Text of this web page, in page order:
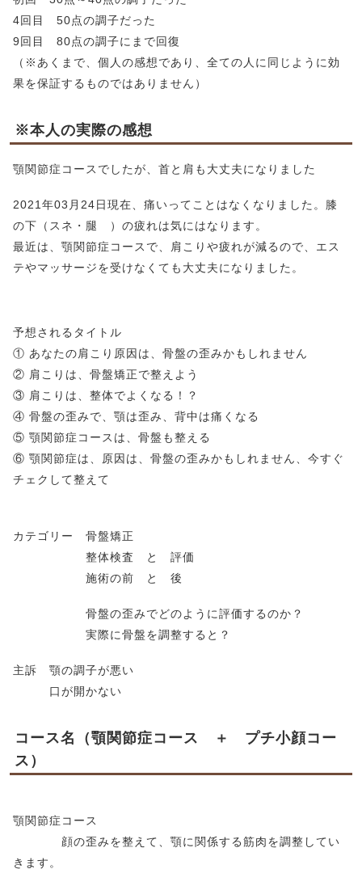
4回目 50点の調子だった
9回目 80点の調子にまで回復
（※あくまで、個人の感想であり、全ての人に同じように効
果を保証するものではありません）
※本人の実際の感想
顎関節症コースでしたが、首と肩も大丈夫になりました
2021年03月24日現在、痛いってことはなくなりました。膝
の下（スネ・腿 ）の疲れは気にはなります。
最近は、顎関節症コースで、肩こりや疲れが減るので、エス
テやマッサージを受けなくても大丈夫になりました。
予想されるタイトル
① あなたの肩こり原因は、骨盤の歪みかもしれません
② 肩こりは、骨盤矯正で整えよう
③ 肩こりは、整体でよくなる！？
④ 骨盤の歪みで、顎は歪み、背中は痛くなる
⑤ 顎関節症コースは、骨盤も整える
⑥ 顎関節症は、原因は、骨盤の歪みかもしれません、今すぐ
チェクして整えて
カテゴリー 骨盤矯正
整体検査 と 評価
施術の前 と 後
骨盤の歪みでどのように評価するのか？
実際に骨盤を調整すると？
主訴 顎の調子が悪い
口が開かない
コース名（顎関節症コース ＋ プチ小顔コー
ス）
顎関節症コース
顔の歪みを整えて、顎に関係する筋肉を調整してい
きます。